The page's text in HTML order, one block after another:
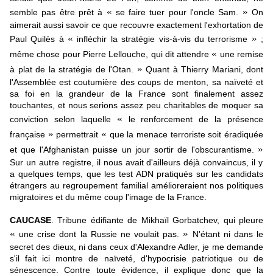
semble pas être prêt à « se faire tuer pour l'oncle Sam. » On
aimerait aussi savoir ce que recouvre exactement l'exhortation de
Paul Quilès à « infléchir la stratégie vis-à-vis du terrorisme » ;
même chose pour Pierre Lellouche, qui dit attendre « une remise
à plat de la stratégie de l'Otan. » Quant à Thierry Mariani, dont
l'Assemblée est coutumière des coups de menton, sa naïveté et
sa foi en la grandeur de la France sont finalement assez
touchantes, et nous serions assez peu charitables de moquer sa
conviction selon laquelle «
le renforcement de la présence
française » permettrait « que la menace terroriste soit éradiquée
et que l'Afghanistan puisse un jour sortir de l'obscurantisme. »
Sur un autre registre, il nous avait d'ailleurs déjà convaincus, il y
a quelques temps, que les test ADN pratiqués sur les candidats
étrangers au regroupement familial amélioreraient nos politiques
migratoires et du même coup l'image de la France.
CAUCASE . Tribune édifiante de Mikhaïl Gorbatchev, qui pleure
«une crise dont la Russie ne voulait pas. » N'étant ni dans le
secret des dieux, ni dans ceux d'Alexandre Adler, je me demande
s'il fait ici montre de naïveté, d'hypocrisie patriotique ou de
sénescence. Contre toute évidence, il explique donc que la